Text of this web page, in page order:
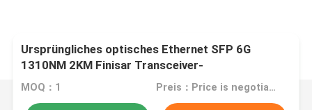
Ursprüngliches optisches Ethernet SFP 6G
1310NM 2KM Finisar Transceiver-
FTLF1326P3BTL
MOQ：1 Preis：Price is negotiable